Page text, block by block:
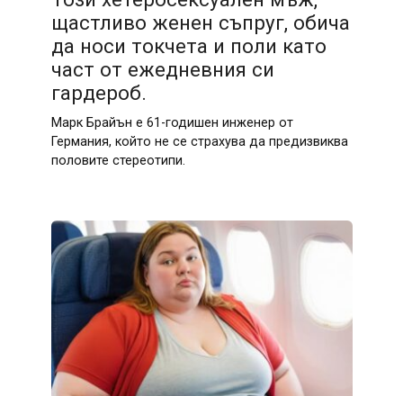
щастливо женен съпруг, обича
да носи токчета и поли като
част от ежедневния си
гардероб.
Марк Брайън е 61-годишен инженер от
Германия, който не се страхува да предизвиква
половите стереотипи.